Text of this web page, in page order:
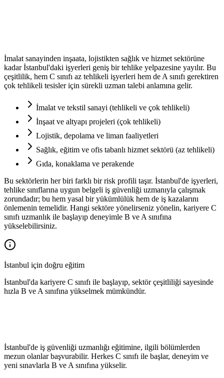
İmalat sanayinden inşaata, lojistikten sağlık ve hizmet sektörüne
kadar İstanbul'daki işyerleri geniş bir tehlike yelpazesine yayılır. Bu
çeşitlilik, hem C sınıfı az tehlikeli işyerleri hem de A sınıfı gerektiren
çok tehlikeli tesisler için sürekli uzman talebi anlamına gelir.
İmalat ve tekstil sanayi (tehlikeli ve çok tehlikeli)
İnşaat ve altyapı projeleri (çok tehlikeli)
Lojistik, depolama ve liman faaliyetleri
Sağlık, eğitim ve ofis tabanlı hizmet sektörü (az tehlikeli)
Gıda, konaklama ve perakende
Bu sektörlerin her biri farklı bir risk profili taşır. İstanbul'de işyerleri,
tehlike sınıflarına uygun belgeli iş güvenliği uzmanıyla çalışmak
zorundadır; bu hem yasal bir yükümlülük hem de iş kazalarını
önlemenin temelidir. Hangi sektöre yönelirseniz yönelin, kariyere C
sınıfı uzmanlık ile başlayıp deneyimle B ve A sınıfına
yükselebilirsiniz.
İstanbul için doğru eğitim
İstanbul'da kariyere C sınıfı ile başlayıp, sektör çeşitliliği sayesinde
hızla B ve A sınıfına yükselmek mümkündür.
İstanbul'de iş güvenliği uzmanlığı eğitimine, ilgili bölümlerden
mezun olanlar başvurabilir. Herkes C sınıfı ile başlar, deneyim ve
yeni sınavlarla B ve A sınıfına yükselir.